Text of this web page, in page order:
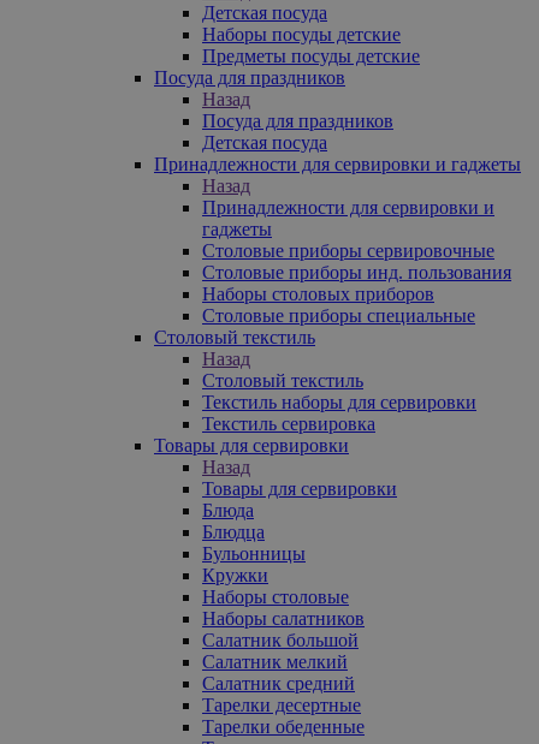
Детская посуда
Наборы посуды детские
Предметы посуды детские
Посуда для праздников
Назад
Посуда для праздников
Детская посуда
Принадлежности для сервировки и гаджеты
Назад
Принадлежности для сервировки и
гаджеты
Столовые приборы сервировочные
Столовые приборы инд. пользования
Наборы столовых приборов
Столовые приборы специальные
Столовый текстиль
Назад
Столовый текстиль
Текстиль наборы для сервировки
Текстиль сервировка
Товары для сервировки
Назад
Товары для сервировки
Блюда
Блюдца
Бульонницы
Кружки
Наборы столовые
Наборы салатников
Салатник большой
Салатник мелкий
Салатник средний
Тарелки десертные
Тарелки обеденные